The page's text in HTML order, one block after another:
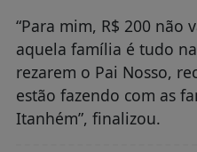
“Para mim, R$ 200 não
aquela família é tudo
rezarem o Pai Nosso,
estão fazendo com as
Itanhém”, finalizou.